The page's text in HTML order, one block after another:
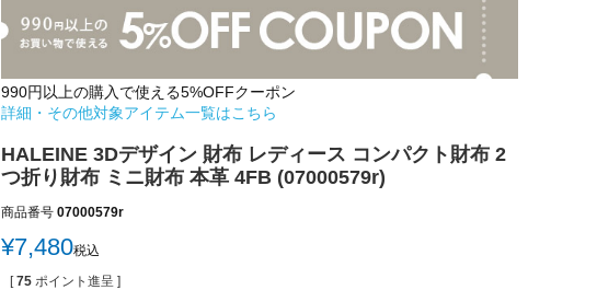
990円以上の購入で使える5%OFFクーポン
詳細・その他対象アイテム一覧はこちら
HALEINE 3Dデザイン 財布 レディース コンパクト財布 2
つ折り財布 ミニ財布 本革 4FB (07000579r)
商品番号 07000579r
¥7,480税込
[ 75 ポイント進呈 ]